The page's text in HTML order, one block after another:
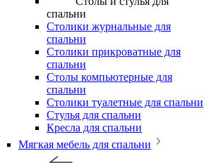
спальни
Столики журнальные для
спальни
Столики прикроватные для
спальни
Столы компьютерные для
спальни
Столики туалетные для спальни
Стулья для спальни
Кресла для спальни
Мягкая мебель для спальни